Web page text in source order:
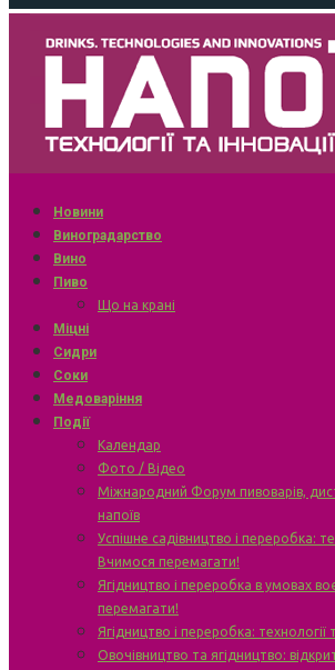
Новини
Виноградарство
Вино
Пиво
Що на крані
Міцні
Сидри
Соки
Медоваріння
Події
Календар
Фото / Відео
Міжнародний Форум пивоварів,
напоїв
Успішне садівництво і переробка:
Вчимося перемагати!
Ягідництво і переробка в умовах
перемагати!
Ягідництво і переробка: технології
Овочівництво та ягідництво: